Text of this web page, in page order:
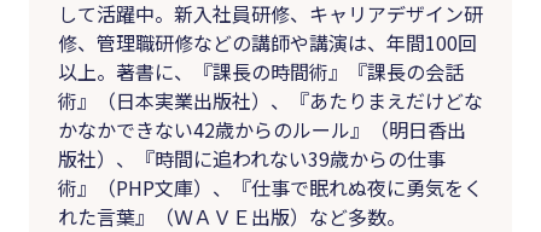
して活躍中。新入社員研修、キャリアデザイン研
修、管理職研修などの講師や講演は、年間100回
以上。著書に、『課長の時間術』『課長の会話
術』（日本実業出版社）、『あたりまえだけどな
かなかできない42歳からのルール』（明日香出
版社）、『時間に追われない39歳からの仕事
術』（PHP文庫）、『仕事で眠れぬ夜に勇気をく
れた言葉』（ＷＡＶＥ出版）など多数。